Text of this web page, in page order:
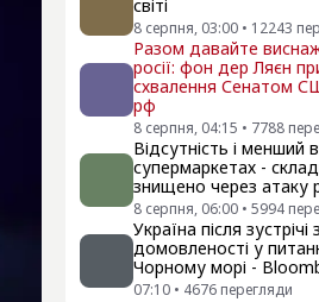
світі
8 серпня, 03:00 • 12243
Разом давайте
росії: фон дер Ляєн
схвалення Сенатом
рф
8 серпня, 04:15 • 7788
Відсутність і менший
супермаркетах -
знищено через атаку
8 серпня, 06:00 • 5994
Україна після
домовленості у
Чорному морі -
07:10 • 4676 перегляди